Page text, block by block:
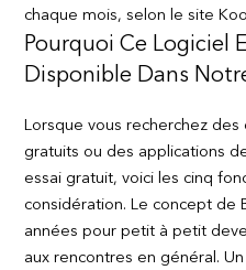
chaque mois, selon le site
Pourquoi Ce Logiciel
Disponible Dans
Lorsque vous recherchez
gratuits ou des applications
essai gratuit, voici les cinq
considération. Le concept de
années pour petit à petit
aux rencontres en général.